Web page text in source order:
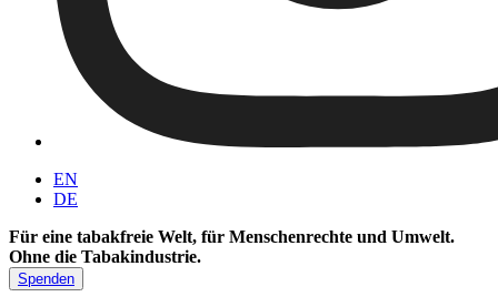
EN
DE
Für eine tabakfreie Welt, für Menschenrechte und Umwelt.
Ohne die Tabakindustrie.
Spenden